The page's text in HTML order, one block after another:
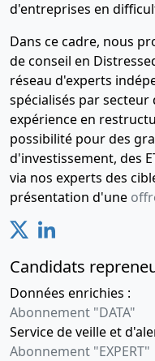
d'entreprises en
Dans ce cadre, nous
de conseil en
réseau d'experts
spécialisés par
expérience en
possibilité pour des
d'investissement, des
via nos experts des
présentation d'une
Candidats
Données enrichies :
Abonnement "DATA"
Service de veille et
Abonnement "EXPERT"